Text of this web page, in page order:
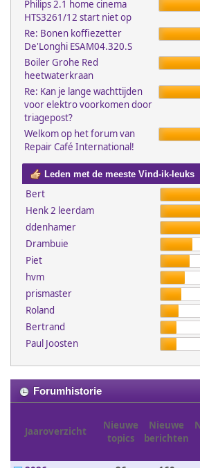
Philips 2.1 home cinema
HTS3261/12 start niet op
Re: Bonen koffiezetter
De'Longhi ESAM04.320.S
Boiler Grohe Red
heetwaterkraan
Re: Kan je lange wachttijden
voor elektro voorkomen door
triagepost?
Welkom op het forum van
Repair Café International!
Leden met de meeste Vind-ik-leuks
Bert
Henk 2 leerdam
ddenhamer
Drambuie
Piet
hvm
prismaster
Roland
Bertrand
Paul Joosten
Forumhistorie
Jaaroverzicht
Nieuwe
topics
Nieuwe
berichten